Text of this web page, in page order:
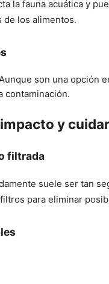
la fauna acuática y
de los alimentos.
son una opción
contaminación.
y
filtrada
suele ser tan
para eliminar